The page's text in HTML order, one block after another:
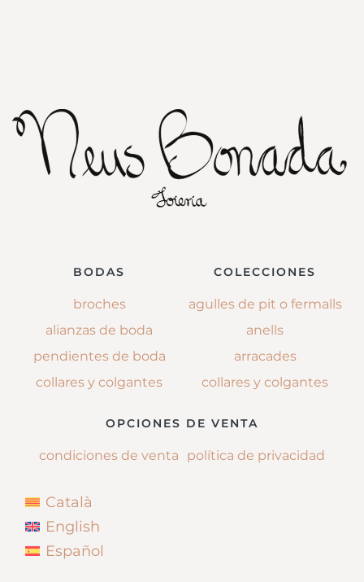
BODAS
broches
alianzas de boda
pendientes de boda
collares y colgantes
COLECCIONES
agulles de pit o fermalls
anells
arracades
collares y colgantes
OPCIONES DE VENTA
condiciones de venta política de privacidad
Català
English
Español